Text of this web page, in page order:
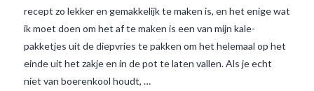
recept zo lekker en gemakkelijk te maken is, en het enige wat
ik moet doen om het af te maken is een van mijn kale-
pakketjes uit de diepvries te pakken om het helemaal op het
einde uit het zakje en in de pot te laten vallen. Als je echt
niet van boerenkool houdt, …